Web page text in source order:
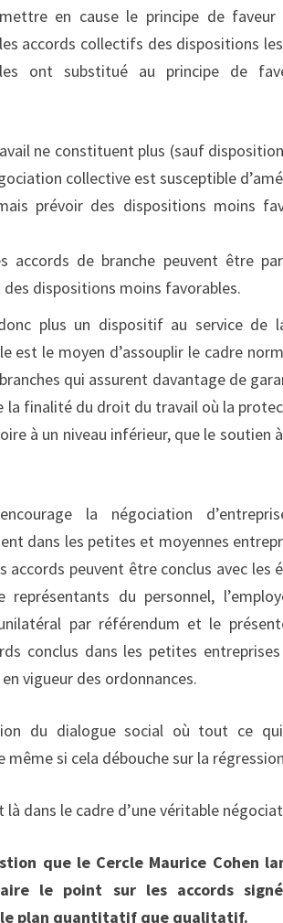
en cause le principe de
accords collectifs des dispositions
ont substitué au principe de
ne constituent plus (sauf
collective est susceptible
prévoir des dispositions moins
accords de branche peuvent être
dispositions moins favorables.
plus un dispositif au service de
est le moyen d’assouplir le cadre
qui assurent davantage de
la finalité du droit du travail où la
à un niveau inférieur, que le soutien
la négociation
dans les petites et moyennes
accords peuvent être conclus avec les
représentants du personnel,
par référendum et le
conclus dans les petites
vigueur des ordonnances.
du dialogue social où tout ce
si cela débouche sur la
dans le cadre d’une véritable
que le Cercle Maurice Cohen
le point sur les accords
le plan quantitatif que qualitatif.